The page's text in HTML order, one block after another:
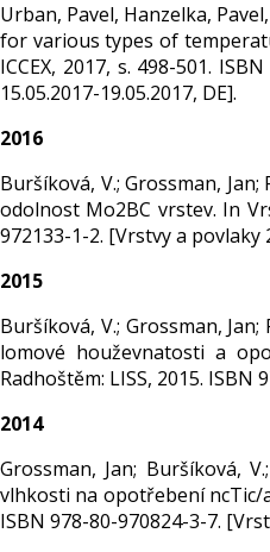
Urban, Pavel, Hanzelka,
for various types of
ICCEX, 2017, s. 498-501.
15.05.2017-19.05.2017, DE].
2016
Buršíková, V.; Grossman,
odolnost Mo2BC vrstev. In
972133-1-2. [Vrstvy a povlaky
2015
Buršíková, V.; Grossman,
lomové houževnatosti a
Radhoštěm: LISS, 2015.
2014
Grossman, Jan; Buršíková,
vlhkosti na opotřebení ncTic/
ISBN 978-80-970824-3-7.